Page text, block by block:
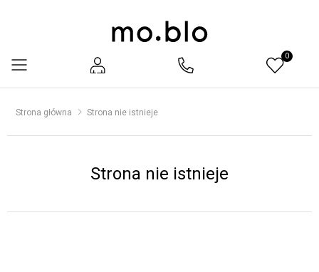
Menu
0
Strona główna Strona nie istnieje
Strona nie istnieje